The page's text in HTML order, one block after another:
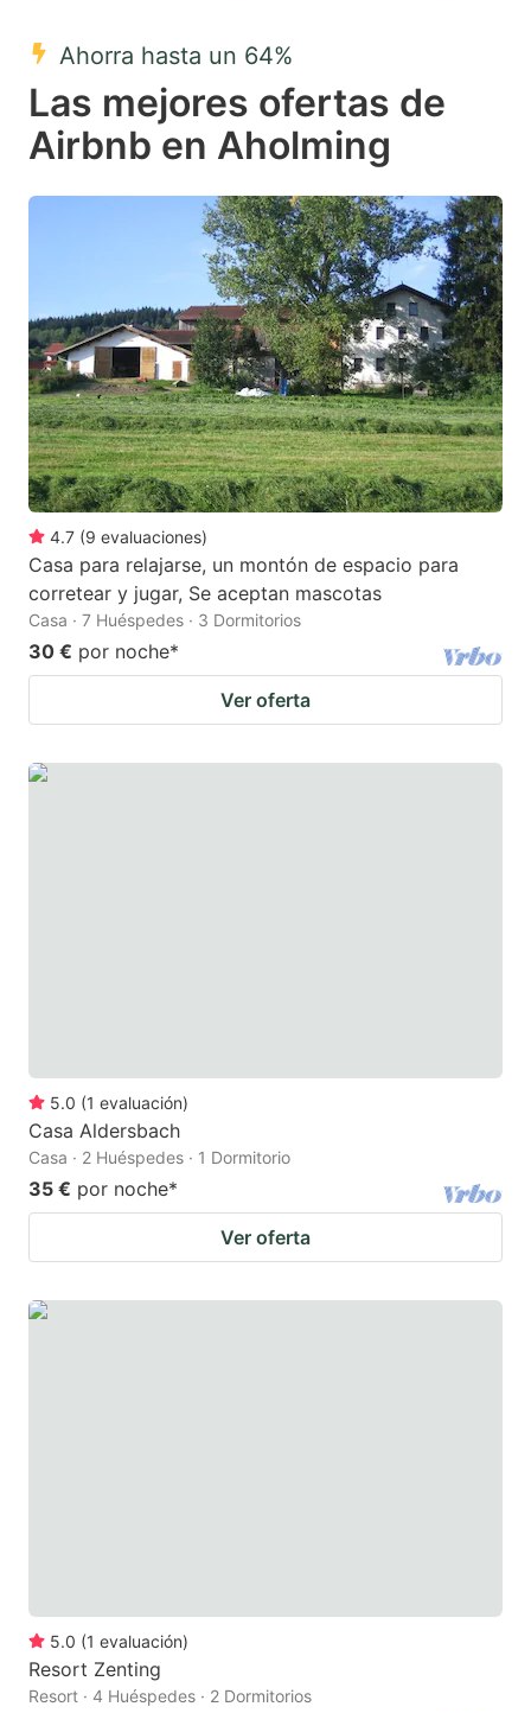
key
to
get
keyboard
shortcuts
changing
dates.
to
get
keyboard
shortcuts
for
changing
dates.
Ahorra hasta un 64%
Las mejores ofertas de
Airbnb en Aholming
4.7 (9 evaluaciones)
Casa para relajarse, un montón de espacio para
corretear y jugar, Se aceptan mascotas
Casa · 7 Huéspedes · 3 Dormitorios
30 € por noche*
Ver oferta
5.0 (1 evaluación)
Casa Aldersbach
Casa · 2 Huéspedes · 1 Dormitorio
35 € por noche*
Ver oferta
5.0 (1 evaluación)
Resort Zenting
Resort · 4 Huéspedes · 2 Dormitorios